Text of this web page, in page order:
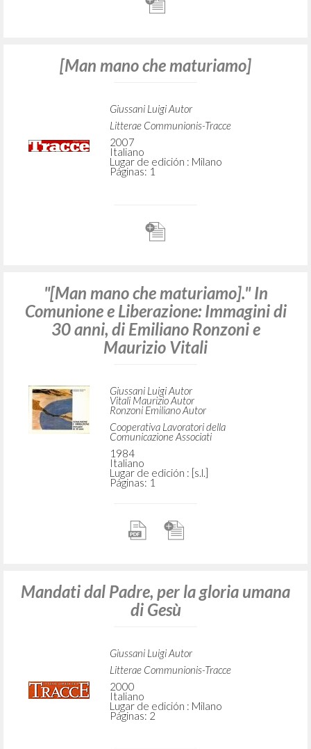
[Man mano che maturiamo]
Giussani Luigi Autor
Litterae Communionis-Tracce
2007
Italiano
Lugar de edición : Milano
Páginas: 1
"[Man mano che maturiamo]." In
Comunione e Liberazione: Immagini di
30 anni, di Emiliano Ronzoni e
Maurizio Vitali
Giussani Luigi Autor
Vitali Maurizio Autor
Ronzoni Emiliano Autor
Cooperativa Lavoratori della
Comunicazione Associati
1984
Italiano
Lugar de edición : [s.l.]
Páginas: 1
Mandati dal Padre, per la gloria umana
di Gesù
Giussani Luigi Autor
Litterae Communionis-Tracce
2000
Italiano
Lugar de edición : Milano
Páginas: 2